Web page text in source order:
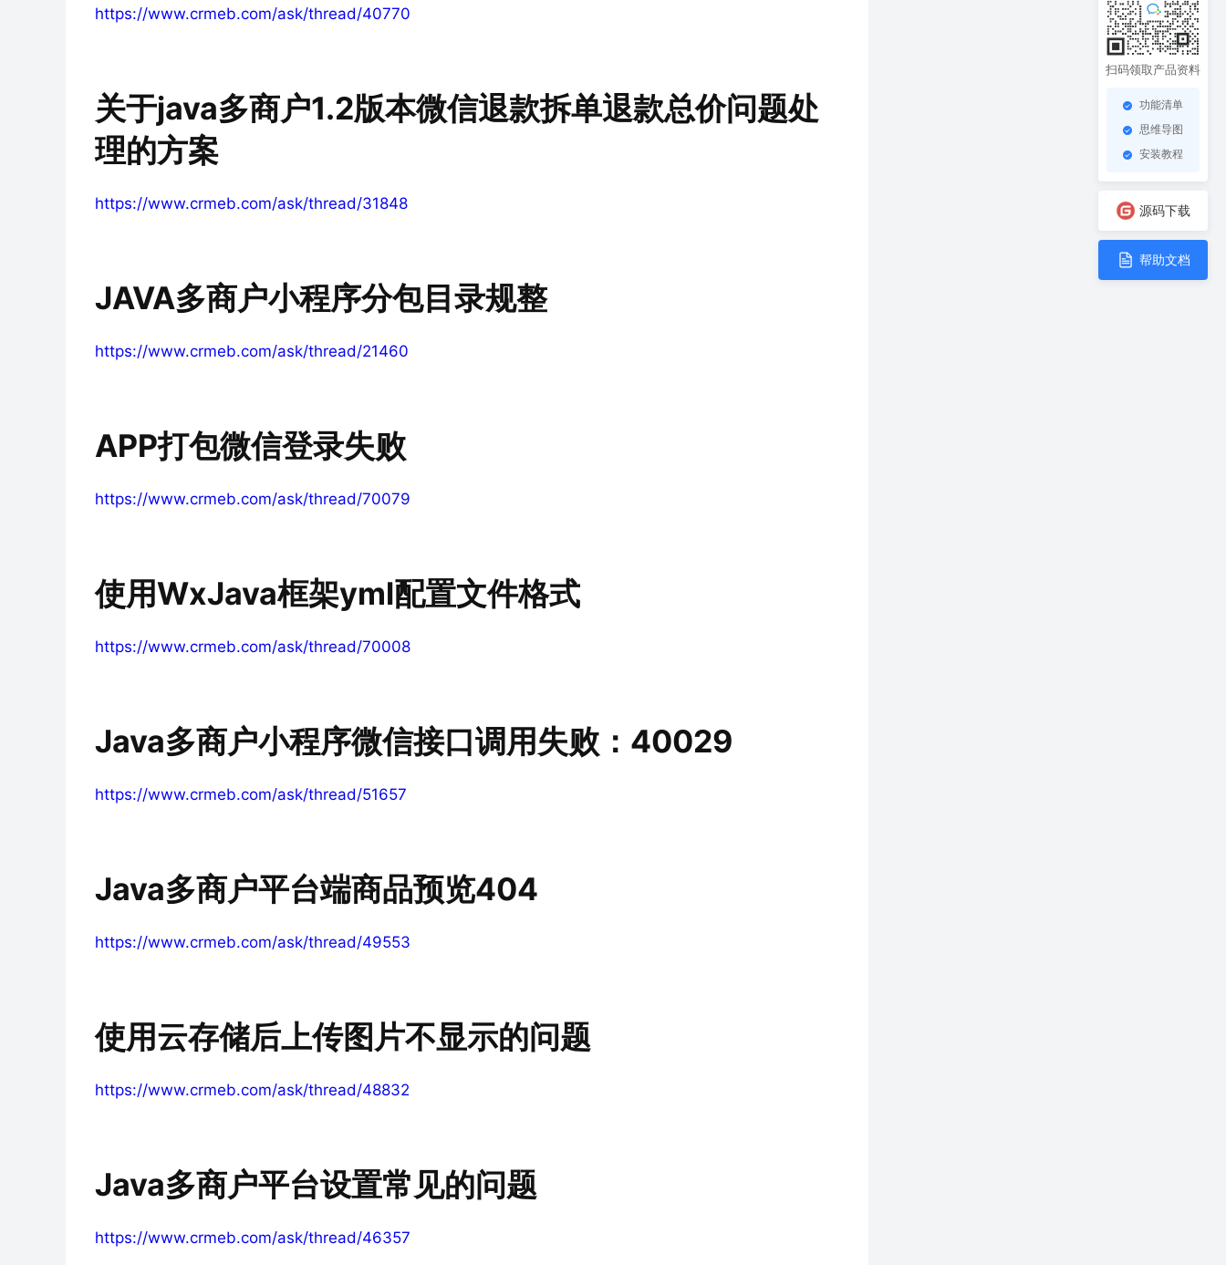
https://www.crmeb.com/ask/thread/40770
关于java多商户1.2版本微信退款拆单退款总价问题处
理的方案
https://www.crmeb.com/ask/thread/31848
JAVA多商户小程序分包目录规整
https://www.crmeb.com/ask/thread/21460
APP打包微信登录失败
https://www.crmeb.com/ask/thread/70079
使用WxJava框架yml配置文件格式
https://www.crmeb.com/ask/thread/70008
Java多商户小程序微信接口调用失败：40029
https://www.crmeb.com/ask/thread/51657
Java多商户平台端商品预览404
https://www.crmeb.com/ask/thread/49553
使用云存储后上传图片不显示的问题
https://www.crmeb.com/ask/thread/48832
Java多商户平台设置常见的问题
https://www.crmeb.com/ask/thread/46357
扫码领取产品资料
功能清单
思维导图
安装教程
源码下载
帮助文档